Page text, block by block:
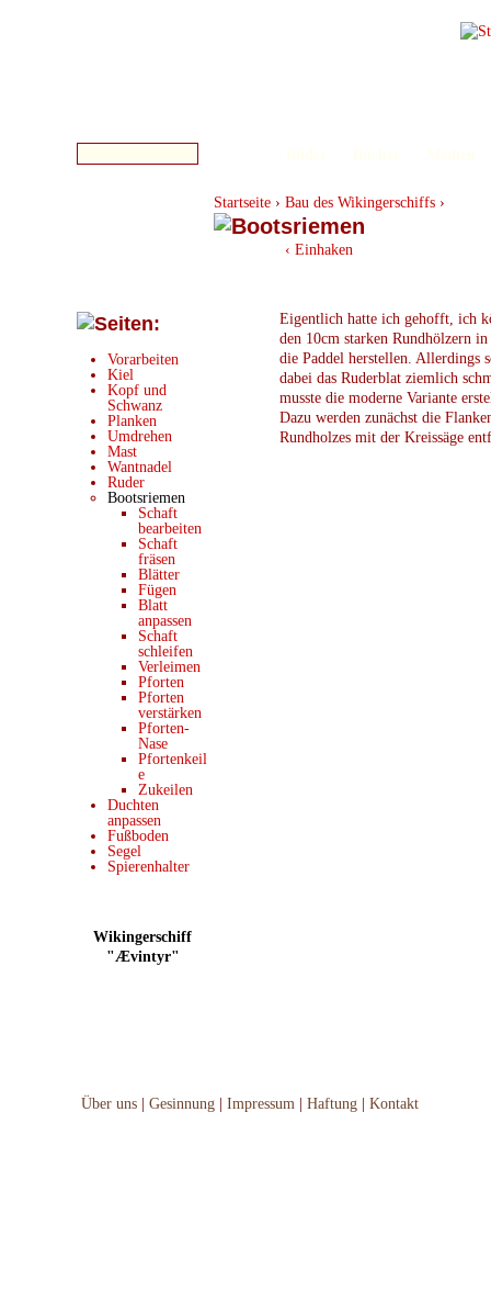
Startseite › Bau des Wikingerschiffs ›
‹ Einhaken
Eigentlich hatte ich gehofft, ich
den 10cm starken Rundhölzern
die Paddel herstellen. Allerdings
dabei das Ruderblat ziemlich
musste die moderne Variante
Dazu werden zunächst die
Rundholzes mit der Kreissäge
Vorarbeiten
Kiel
Kopf und
Schwanz
Planken
Umdrehen
Mast
Wantnadel
Ruder
Bootsriemen
Schaft
bearbeiten
Schaft
fräsen
Blätter
Fügen
Blatt
anpassen
Schaft
schleifen
Verleimen
Pforten
Pforten
verstärken
Pforten-
Nase
Pfortenkeil
e
Zukeilen
Duchten
anpassen
Fußboden
Segel
Spierenhalter
Wikingerschiff
"Ævintyr"
Über uns Gesinnung Impressum Haftung Kontakt